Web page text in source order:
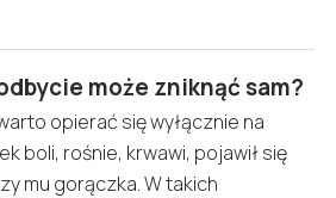
może zniknąć sam?
opierać się wyłącznie na
boli, rośnie, krwawi, pojawił się
mu gorączka. W takich